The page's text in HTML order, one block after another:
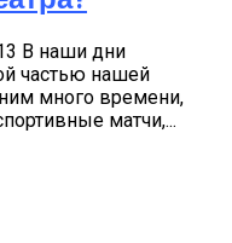
В наши дни
частью нашей
много времени,
матчи,...